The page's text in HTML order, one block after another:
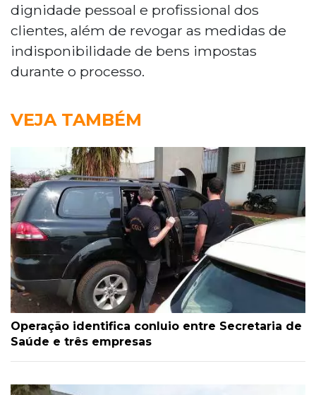
dignidade pessoal e profissional dos
clientes, além de revogar as medidas de
indisponibilidade de bens impostas
durante o processo.
VEJA TAMBÉM
Operação identifica conluio entre Secretaria de
Saúde e três empresas